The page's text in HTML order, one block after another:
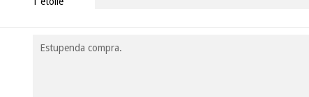
Estupenda compra.